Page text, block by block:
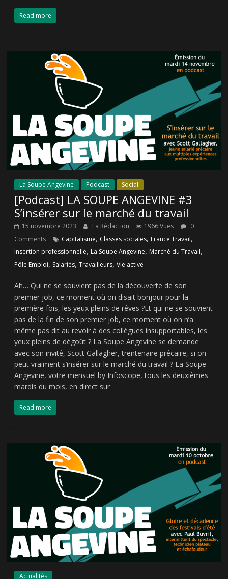
Read more
La Soupe Angevine Podcast Social
[Podcast] LA SOUPE ANGEVINE #3
S’insérer sur le marché du travail
15 novembre 2023 La Rédaction 1966 Vues
0
Comments
Capitalisme, Classes sociales, France Travail,
Insertion professionnelle, La Soupe Angevine, Marché du Travail,
Pôle Emploi, Salariés,Travailleurs,Vie active
Ah… Qui ne se souvient pas de la découverte de son
premier job, ce moment où on disait bonjour pour la
première fois, les yeux pleins de rêves ?Et qui ne se souvient
pas de la fin de son premier job, ce moment où on n’a
même pas dit au revoir à des collègues insupportables, les
yeux pleins de dégoût ? La Soupe Angevine se demande
avec son invité, Scott Gallagher, trentenaire précaire, si on
peut vraiment s’insérer sur le marché du travail ? La Soupe
Angevine, votre mensuel by Infoscope, tous les deuxièmes
mardis du mois, en direct sur
Read more
Actualités